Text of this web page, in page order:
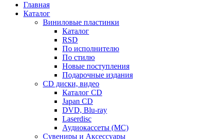
Главная
Каталог
Виниловые пластинки
Каталог
RSD
По исполнителю
По стилю
Новые поступления
Подарочные издания
CD диски, видео
Каталог CD
Japan CD
DVD, Blu-ray
Laserdisc
Аудиокассеты (MC)
Сувениры и Аксессуары